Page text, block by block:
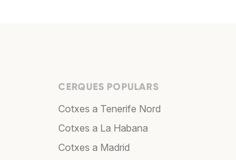
CERQUES POPULARS
Cotxes a Tenerife Nord
Cotxes a La Habana
Cotxes a Madrid